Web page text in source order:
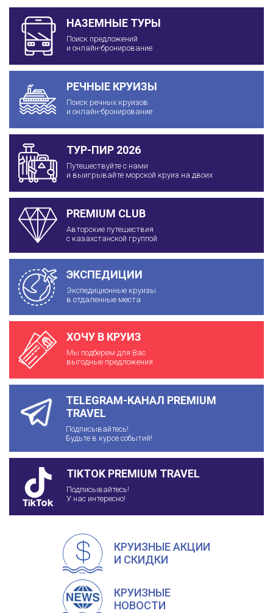
НАЗЕМНЫЕ ТУРЫ
Поиск предложений
и онлайн-бронирование
РЕЧНЫЕ КРУИЗЫ
Поиск речных круизов
и онлайн-бронирование
ТУР-ПИР 2026
Путешествуйте с нами
и выигрывайте морской круиз на двоих
PREMIUM CLUB
Авторские путешествия
с казахстанской группой
ЭКСПЕДИЦИИ
Экспедиционные круизы
в отдаленные места
ХОЧУ В КРУИЗ
Мы подберем для Вас
выгодные предложения
TELEGRAM-КАНАЛ PREMIUM
TRAVEL
Подписывайтесь!
Будьте в курсе событий!
TIKTOK PREMIUM TRAVEL
Подписывайтесь!
У нас интересно!
КРУИЗНЫЕ АКЦИИ
И СКИДКИ
КРУИЗНЫЕ
НОВОСТИ